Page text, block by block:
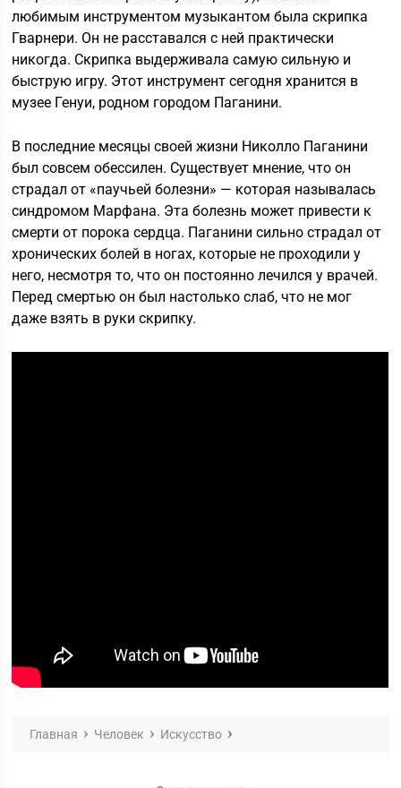
любимым инструментом музыкантом была скрипка
Гварнери. Он не расставался с ней практически
никогда. Скрипка выдерживала самую сильную и
быструю игру. Этот инструмент сегодня хранится в
музее Генуи, родном городом Паганини.
В последние месяцы своей жизни Николло Паганини
был совсем обессилен. Существует мнение, что он
страдал от «паучьей болезни» — которая называлась
синдромом Марфана. Эта болезнь может привести к
смерти от порока сердца. Паганини сильно страдал от
хронических болей в ногах, которые не проходили у
него, несмотря то, что он постоянно лечился у врачей.
Перед смертью он был настолько слаб, что не мог
даже взять в руки скрипку.
Главная Человек Искусство